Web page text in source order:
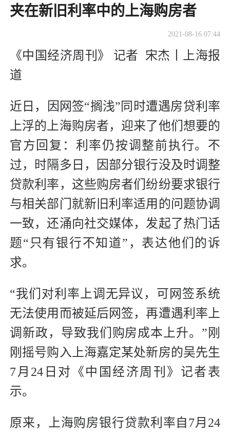
夹在新旧利率中的上海购房者
2021-08-16 07:44
《中国经济周刊》 记者 宋杰丨上海报
道
近日，因网签“搁浅”同时遭遇房贷利率
上浮的上海购房者，迎来了他们想要的
官方回复：利率仍按调整前执行。不
过，时隔多日，因部分银行没及时调整
贷款利率，这些购房者们纷纷要求银行
与相关部门就新旧利率适用的问题协调
一致，还涌向社交媒体，发起了热门话
题“只有银行不知道”，表达他们的诉
求。
“我们对利率上调无异议，可网签系统
无法使用而被延后网签，再遭遇利率上
调新政，导致我们购房成本上升。”刚
刚摇号购入上海嘉定某处新房的吴先生
7月24日对《中国经济周刊》记者表
示。
原来，上海购房银行贷款利率自7月24